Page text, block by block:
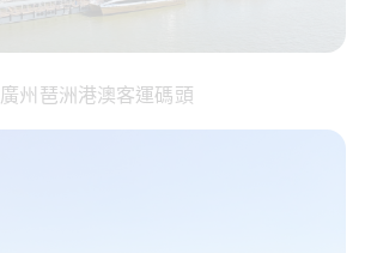
廣州琶洲港澳客運碼頭